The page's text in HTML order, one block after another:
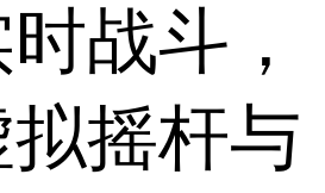
战斗，
摇杆与